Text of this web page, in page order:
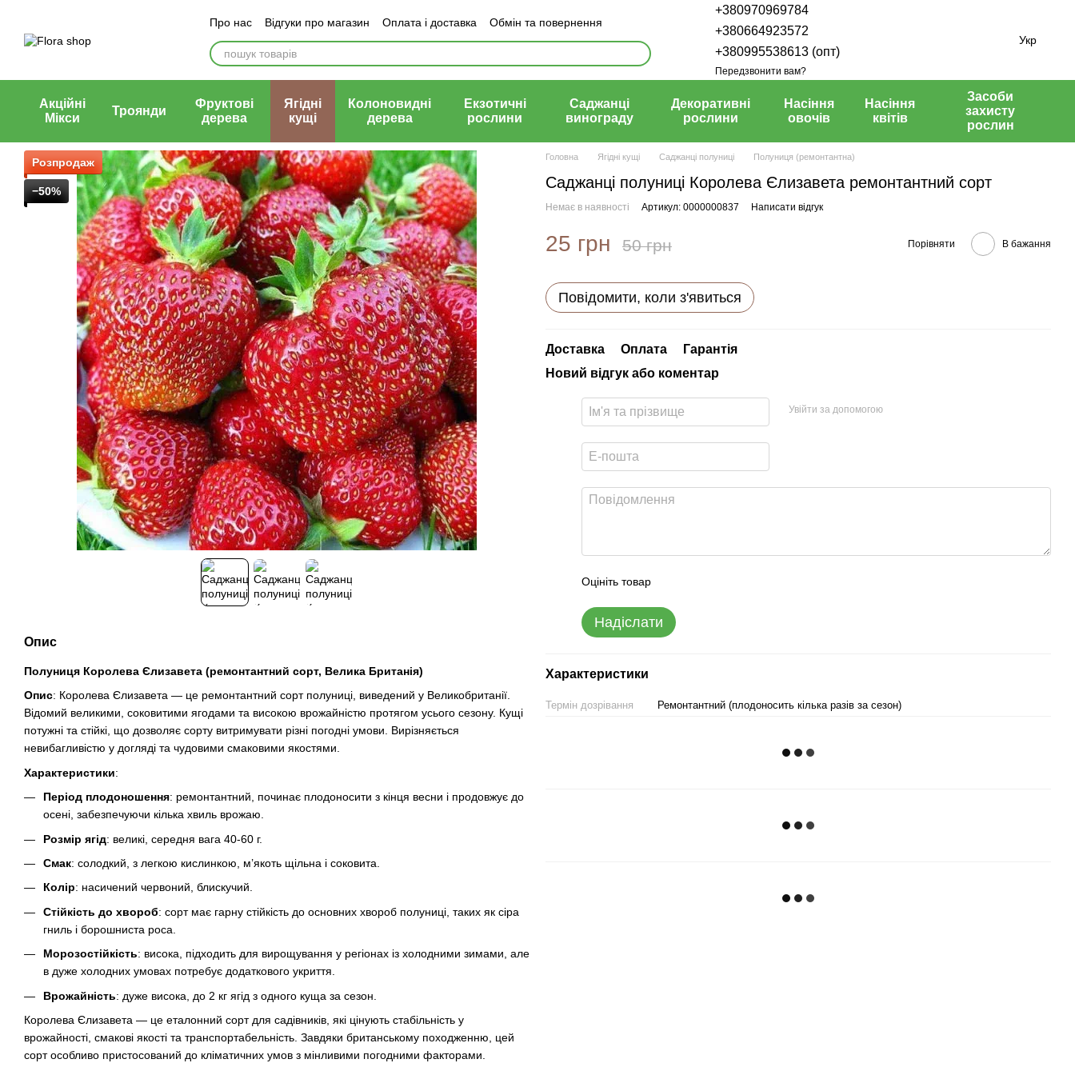
Про нас Відгуки про магазин Оплата і доставка
Обмін та повернення
Блог магазину
Публічний договір (оферта)
+380970969784
+380664923572
+380995538613 (опт)
Передзвонити вам?
Укр
Акційні
Мікси
Троянди
Фруктові
дерева
Ягідні
кущі
Колоновидні
дерева
Екзотичні
рослини
Саджанці
винограду
Декоративні
рослини
Насіння
овочів
Насіння
квітів
Засоби
захисту
рослин
Розпродаж
−50%
Опис
Полуниця Королева Єлизавета (ремонтантний сорт, Велика Британія)
Опис: Королева Єлизавета — це ремонтантний сорт полуниці, виведений у Великобританії.
Відомий великими, соковитими ягодами та високою врожайністю протягом усього сезону. Кущі
потужні та стійкі, що дозволяє сорту витримувати різні погодні умови. Вирізняється
невибагливістю у догляді та чудовими смаковими якостями.
Характеристики:
Період плодоношення: ремонтантний, починає плодоносити з кінця весни і продовжує до
осені, забезпечуючи кілька хвиль врожаю.
Розмір ягід: великі, середня вага 40-60 г.
Смак: солодкий, з легкою кислинкою, м’якоть щільна і соковита.
Колір: насичений червоний, блискучий.
Стійкість до хвороб: сорт має гарну стійкість до основних хвороб полуниці, таких як сіра
гниль і борошниста роса.
Морозостійкість: висока, підходить для вирощування у регіонах із холодними зимами, але
в дуже холодних умовах потребує додаткового укриття.
Врожайність: дуже висока, до 2 кг ягід з одного куща за сезон.
Королева Єлизавета — це еталонний сорт для садівників, які цінують стабільність у
врожайності, смакові якості та транспортабельність. Завдяки британському походженню, цей
сорт особливо пристосований до кліматичних умов з мінливими погодними факторами.
Головна Ягідні кущі Саджанці полуниці Полуниця (ремонтантна)
Саджанці полуниці Королева Єлизавета ремонтантний сорт
Немає в наявності Артикул: 0000000837 Написати відгук
25 грн 50 грн Порівняти В бажання
Повідомити, коли з'явиться
Доставка Оплата
Гарантія
Новий відгук або коментар
Увійти за допомогою
Оцініть товар
Надіслати
Характеристики
Термін дозрівання Ремонтантний (плодоносить кілька разів за сезон)